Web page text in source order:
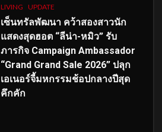
LIVING UPDATE
เซ็นทรัลพัฒนา คว้าสองสาวนัก
แสดงสุดฮอต “ลีน่า-หมิว” รับ
ภารกิจ Campaign Ambassador
“Grand Grand Sale 2026” ปลุก
เอเนอร์จี้มหกรรมช้อปกลางปีสุด
คึกคัก